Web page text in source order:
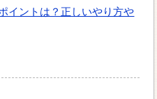
イントは？正しいやり方や